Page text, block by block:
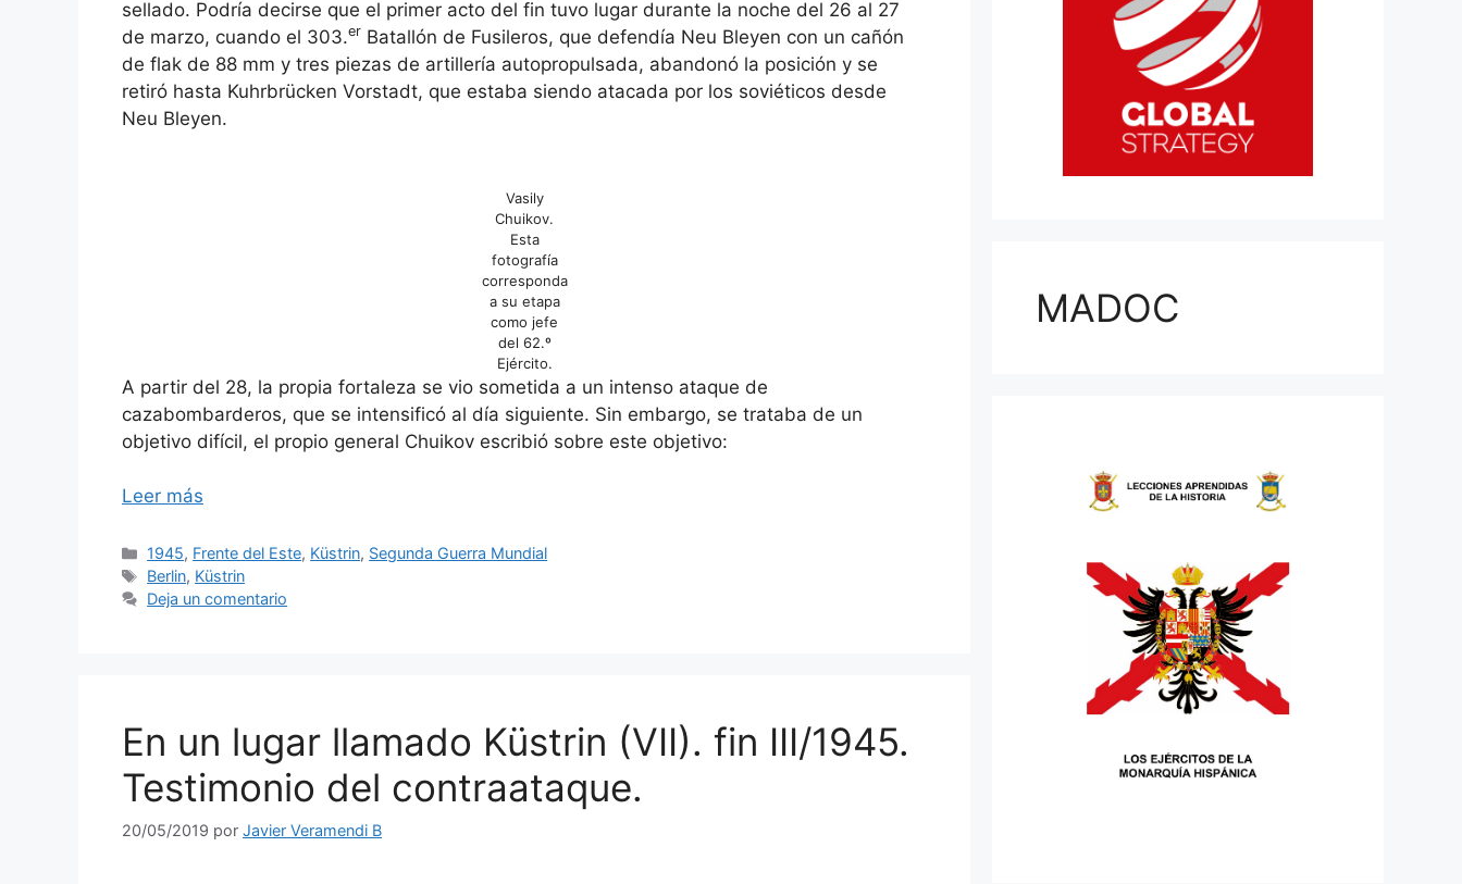
sellado. Podría decirse que el primer acto del fin tuvo lugar durante la noche del 26 al 27
de marzo, cuando el 303.er Batallón de Fusileros, que defendía Neu Bleyen con un cañón
de flak de 88 mm y tres piezas de artillería autopropulsada, abandonó la posición y se
retiró hasta Kuhrbrücken Vorstadt, que estaba siendo atacada por los soviéticos desde
Neu Bleyen.
Vasily
Chuikov.
Esta
fotografía
corresponda
a su etapa
como jefe
del 62.º
Ejército.
A partir del 28, la propia fortaleza se vio sometida a un intenso ataque de
cazabombarderos, que se intensificó al día siguiente. Sin embargo, se trataba de un
objetivo difícil, el propio general Chuikov escribió sobre este objetivo:
Leer más
Categorías
1945, Frente del Este, Küstrin, Segunda Guerra Mundial
Etiquetas
Berlin, Küstrin
Deja un comentario
En un lugar llamado Küstrin (VII). fin III/1945.
Testimonio del contraataque.
20/05/2019 por Javier Veramendi B
MADOC